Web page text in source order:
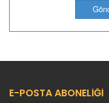
E-POSTA ABONELİĞİ